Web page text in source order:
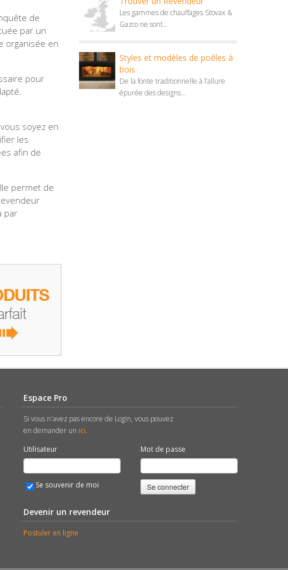
de
par un
organisée en
pour
soyez en
les
afin de
permet de
par
Les gammes de chauffages Stovax &
Gazco ne sont...
Styles et modèles de poêles à
bois
De la fonte traditionnelle à l’allure
épurée des designs...
Espace Pro
Si vous n'avez pas encore de Login, vous pouvez
en demander un ici.
Utilisateur
Mot de passe
Se souvenir de moi Se connecter
Devenir un revendeur
Postuler en ligne